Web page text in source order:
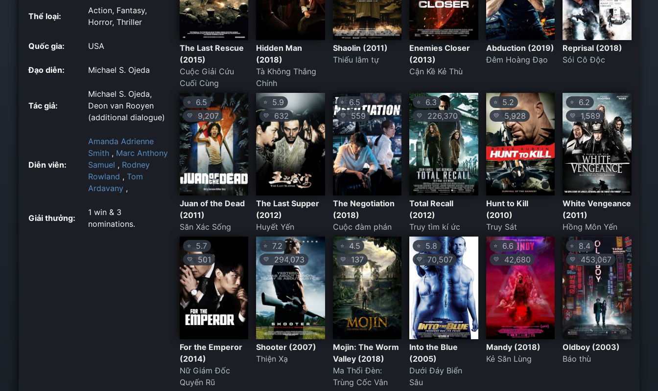
Thể loại:
Action, Fantasy,
Horror, Thriller
Quốc gia: USA
Đạo diễn: Michael S. Ojeda
Tác giả:
Michael S. Ojeda,
Deon van Rooyen
(additional dialogue)
Diễn viên:
Amanda Adrienne
Smith , Marc Anthony
Samuel , Rodney
Rowland , Tom
Ardavany ,
Giải thưởng:
1 win & 3
nominations.
The Last Rescue
(2015)
Cuộc Giải Cứu
Cuối Cùng
Hidden Man
(2018)
Tà Không Thắng
Chính
Shaolin (2011)
Thiếu lâm tự
Enemies Closer
(2013)
Cận Kề Kẻ Thù
Abduction (2019)
Đêm Hoàng Đạo
Reprisal (2018)
Sói Cô Độc
⭐ 6.5
💛 9,207
Juan of the Dead
(2011)
Săn Xác Sống
⭐ 5.9
💛 632
The Last Supper
(2012)
Huyết Yến
⭐6.5
💛559
The Negotiation
(2018)
Cuộc đàm phán
⭐ 6.3
💛 226,370
Total Recall
(2012)
Truy tìm kí ức
⭐5.2
💛 5,928
Hunt to Kill
(2010)
Truy Sát
⭐ 6.2
💛 1,589
White Vengeance
(2011)
Hồng Môn Yến
⭐ 5.7
💛 501
For the Emperor
(2014)
Nữ Giám Đốc
Quyến Rũ
⭐ 7.2
💛 294,073
Shooter (2007)
Thiện Xạ
⭐4.5
💛 137
Mojin: The Worm
Valley (2018)
Ma Thổi Đèn:
Trùng Cốc Vân
⭐ 5.8
💛 70,507
Into the Blue
(2005)
Dưới Đáy Biển
Sâu
⭐6.6
💛 42,680
Mandy (2018)
Kẻ Săn Lùng
⭐ 8.4
💛 453,067
Oldboy (2003)
Báo thù